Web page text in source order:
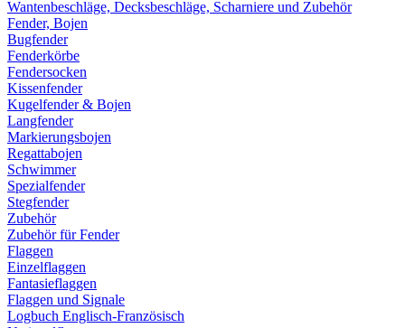
Wantenbeschläge, Decksbeschläge, Scharniere und Zubehör
Fender, Bojen
Bugfender
Fenderkörbe
Fendersocken
Kissenfender
Kugelfender & Bojen
Langfender
Markierungsbojen
Regattabojen
Schwimmer
Spezialfender
Stegfender
Zubehör
Zubehör für Fender
Flaggen
Einzelflaggen
Fantasieflaggen
Flaggen und Signale
Logbuch Englisch-Französisch